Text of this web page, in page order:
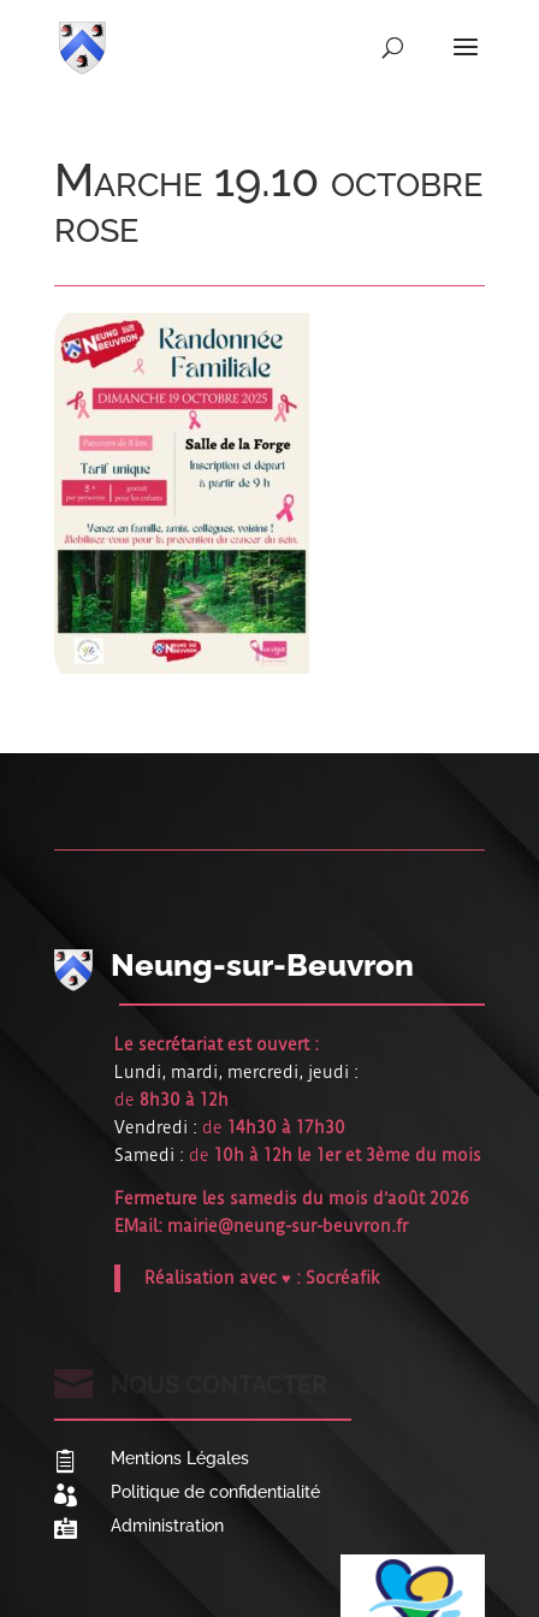
Marche 19.10 octobre
rose
Neung-sur-Beuvron
Le secrétariat est ouvert :
Lundi, mardi, mercredi, jeudi :
de 8h30 à 12h
Vendredi : de 14h30 à 17h30
Samedi : de 10h à 12h le 1er et 3ème du mois
Fermeture les samedis du mois d’août 2026
EMail: mairie@neung-sur-beuvron.fr
Réalisation avec ♥ : Socréafik

 Mentions Légales
 Politique de confidentialité
 Administration